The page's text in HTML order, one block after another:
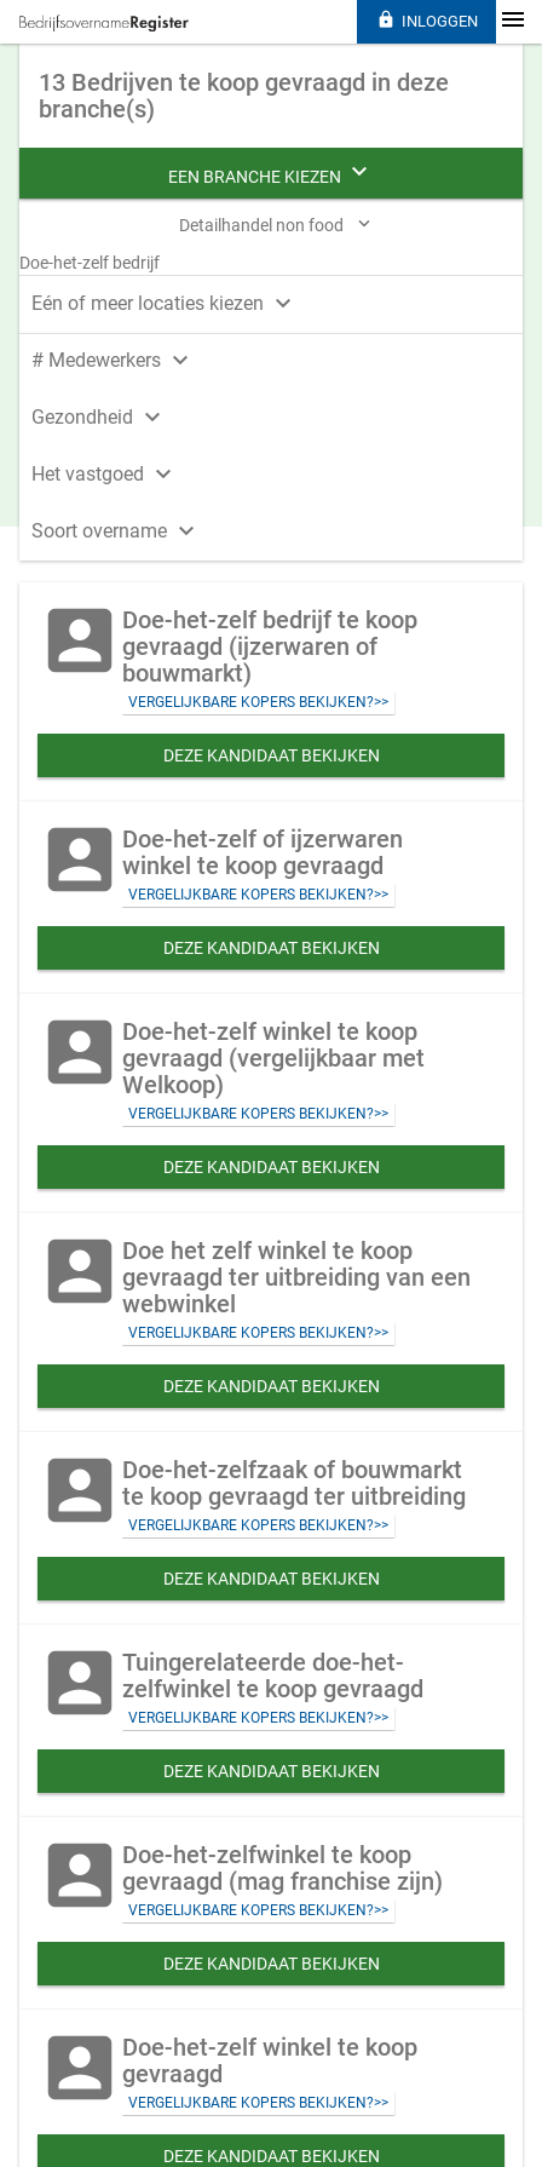
13 Bedrijven te koop gevraagd in deze
branche(s)
EEN BRANCHE KIEZEN 
Detailhandel non food 
Doe-het-zelf bedrijf
Eén of meer locaties kiezen 
# Medewerkers 
Gezondheid 
Het vastgoed 
Soort overname 
account_box Doe-het-zelf bedrijf te koop
gevraagd (ijzerwaren of
bouwmarkt)
VERGELIJKBARE KOPERS BEKIJKEN?>>
DEZE KANDIDAAT BEKIJKEN
account_box Doe-het-zelf of ijzerwaren
winkel te koop gevraagd
VERGELIJKBARE KOPERS BEKIJKEN?>>
DEZE KANDIDAAT BEKIJKEN
account_box Doe-het-zelf winkel te koop
gevraagd (vergelijkbaar met
Welkoop)
VERGELIJKBARE KOPERS BEKIJKEN?>>
DEZE KANDIDAAT BEKIJKEN
account_box Doe het zelf winkel te koop
gevraagd ter uitbreiding van een
webwinkel
VERGELIJKBARE KOPERS BEKIJKEN?>>
DEZE KANDIDAAT BEKIJKEN
account_box Doe-het-zelfzaak of bouwmarkt
te koop gevraagd ter uitbreiding
VERGELIJKBARE KOPERS BEKIJKEN?>>
DEZE KANDIDAAT BEKIJKEN
account_box Tuingerelateerde doe-het-
zelfwinkel te koop gevraagd
VERGELIJKBARE KOPERS BEKIJKEN?>>
DEZE KANDIDAAT BEKIJKEN
account_box Doe-het-zelfwinkel te koop
gevraagd (mag franchise zijn)
VERGELIJKBARE KOPERS BEKIJKEN?>>
DEZE KANDIDAAT BEKIJKEN
account_box Doe-het-zelf winkel te koop
gevraagd
VERGELIJKBARE KOPERS BEKIJKEN?>>
DEZE KANDIDAAT BEKIJKEN
 INLOGGEN